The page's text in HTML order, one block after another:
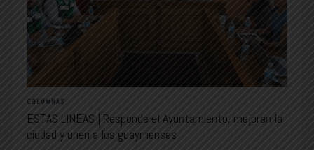
COLUMNAS
ESTAS LINEAS | Responde el Ayuntamiento, mejoran la
ciudad y unen a los guaymenses